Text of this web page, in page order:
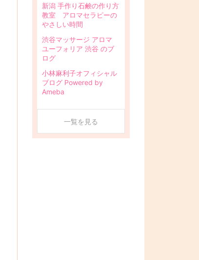
新潟 手作り石鹸の作り方
教室 アロマセラピーの
やさしい時間
渋谷マッサージ アロマ
ユーフォリア 渋谷 のブ
ログ
小林麻利子オフィシャル
ブログ Powered by
Ameba
一覧を見る